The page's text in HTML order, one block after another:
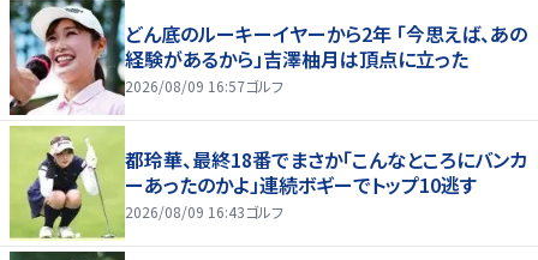
どん底のルーキーイヤーから2年 「今思えば、あの
経験があるから」吉澤柚月は頂点に立った
2026/08/09 16:57ゴルフ
都玲華、最終18番でまさか「こんなところにバンカ
ーあったのかよ」連続ボギーでトップ10逃す
2026/08/09 16:43ゴルフ